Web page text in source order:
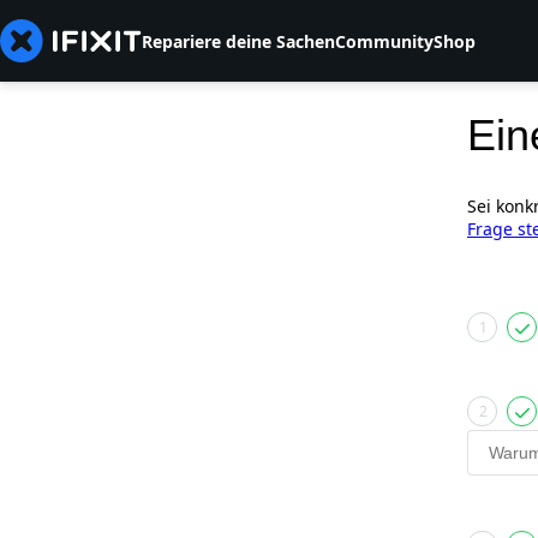
Repariere deine SachenCommunityShop
Sei
Frage
1
2